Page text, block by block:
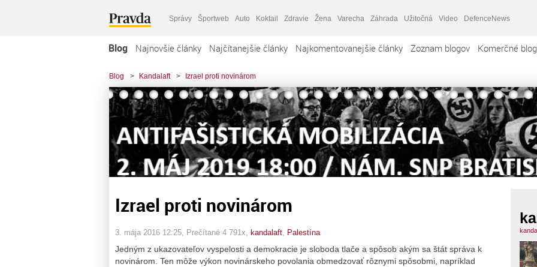
Správy Športweb Auto Koktail Zdravie Žena Varecha Záhrada Užitočná Video DefenceNews
Blog Najnovšie články Najčítanejšie články Najkomentovanejšie články Zoznam blogov Komerčné
Blog > Kandalaft > Izrael proti novinárom
Izrael proti novinárom
3. mája 2016 12:25 , Prečítané 4 791x, kandalaft Palestína
Jedným z ukazovateľov vyspelosti a demokracie je sloboda tlače a spôsob akým sa štát správa k
novinárom. Ten môže výkon novinárskeho povolania obmedzovať rôznymi spôsobmi, napríklad